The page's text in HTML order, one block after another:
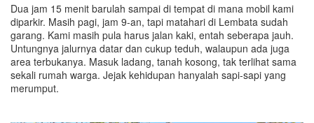
Dua jam 15 menit barulah sampai di tempat di mana mobil kami
diparkir. Masih pagi, jam 9-an, tapi matahari di Lembata sudah
garang. Kami masih pula harus jalan kaki, entah seberapa jauh.
Untungnya jalurnya datar dan cukup teduh, walaupun ada juga
area terbukanya. Masuk ladang, tanah kosong, tak terlihat sama
sekali rumah warga. Jejak kehidupan hanyalah sapi-sapi yang
merumput.